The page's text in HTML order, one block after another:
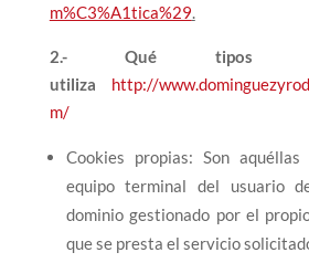
m%C3%A1tica%29
2.- Qué tipos
utiliza
http://
m/
Cookies propias: Son
equipo terminal del usuario
dominio gestionado por el
que se presta el servicio